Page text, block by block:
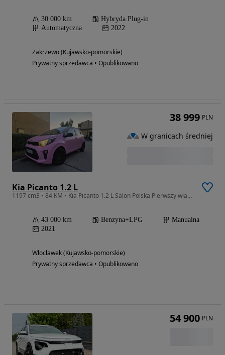
30 000 km
Hybryda Plug-in
Automatyczna
2022
Zakrzewo (Kujawsko-pomorskie)
Prywatny sprzedawca • Opublikowano
Kia Picanto 1.2 L
1197 cm3 • 84 KM • Kia Picanto 1.2 L Salon Polska Pierwszy właściciel .
43 000 km Benzyna+LPG
Manualna
2021
Włocławek (Kujawsko-pomorskie)
Prywatny sprzedawca • Opublikowano
38 999 PLN
W granicach średniej
54 900 PLN